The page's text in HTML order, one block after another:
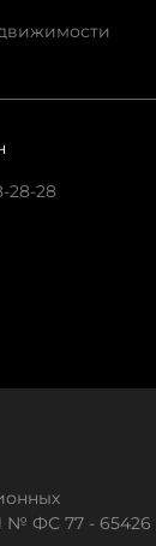
28-28
№ ФС 77 - 65426